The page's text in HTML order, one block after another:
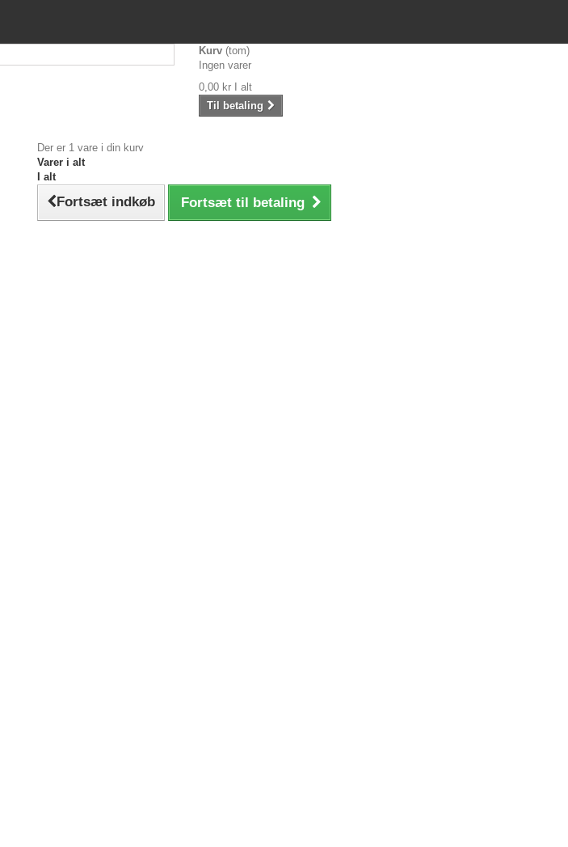
Kurv (tom)
Ingen varer
0,00 kr
I alt
Til betaling
Der er 1 vare i din kurv
Varer i alt
I alt
Fortsæt indkøb Fortsæt til betaling